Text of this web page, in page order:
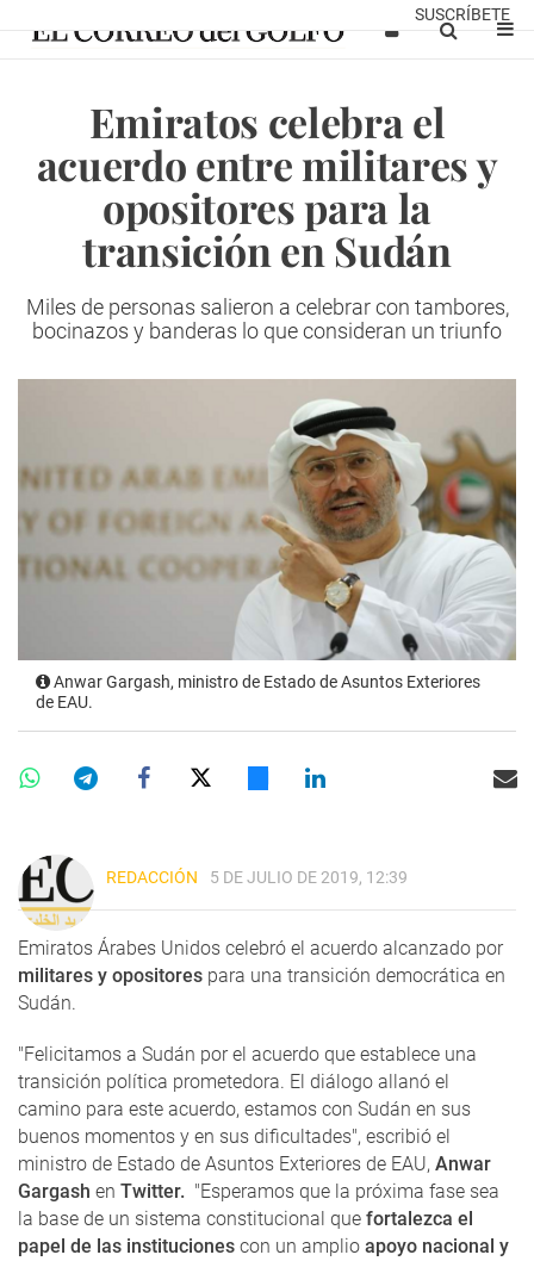
SUSCRÍBETE
Emiratos celebra el
acuerdo entre militares y
opositores para la
transición en Sudán
Miles de personas salieron a celebrar con tambores,
bocinazos y banderas lo que consideran un triunfo
Anwar Gargash, ministro de Estado de Asuntos Exteriores
de EAU.
REDACCIÓN 5 DE JULIO DE 2019, 12:39
Emiratos Árabes Unidos celebró el acuerdo alcanzado por
militares y opositores para una transición democrática en
Sudán.
"Felicitamos a Sudán por el acuerdo que establece una
transición política prometedora. El diálogo allanó el
camino para este acuerdo, estamos con Sudán en sus
buenos momentos y en sus dificultades", escribió el
ministro de Estado de Asuntos Exteriores de EAU, Anwar
Gargash en Twitter. "Esperamos que la próxima fase sea
la base de un sistema constitucional que fortalezca el
papel de las instituciones con un amplio apoyo nacional y